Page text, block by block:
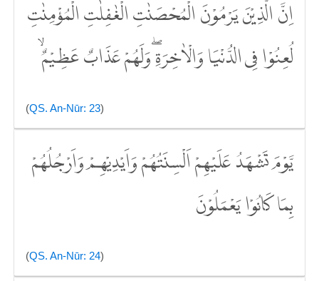
اِنَّ الَّذِيْنَ يَرْمُوْنَ الْمُحْصَنٰتِ الْغٰفِلٰتِ الْمُؤْمِنٰتِ
لُعِنُوْا فِى الدُّنْيَا وَالْاٰخِرَةِۖ وَلَهُمْ عَذَابٌ عَظِيْمٌ ۙ
(QS. An-Nūr: 23)
يَّوْمَ تَشْهَدُ عَلَيْهِمْ اَلْسِنَتُهُمْ وَاَيْدِيْهِمْ وَاَرْجُلُهُمْ
بِمَا كَانُوْا يَعْمَلُوْنَ
(QS. An-Nūr: 24)